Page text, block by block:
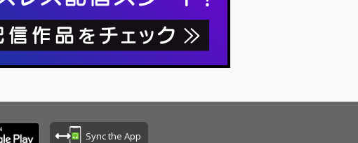
Sync the App